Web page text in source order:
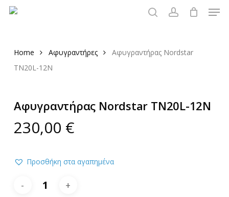
Skip
Home Αφυγραντήρες
Αφυγραντήρας Nordstar
TN20L-12N
Αφυγραντήρας Nordstar TN20L-12N
230,00 €
Προσθήκη στα αγαπημένα